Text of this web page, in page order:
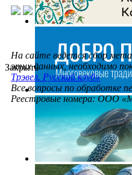
На сайте ведется сбор
этих данных, необходимо
Трэвел. Русский клуб»
Все вопросы по обработке
Реестровые номера: ООО
Закрыть